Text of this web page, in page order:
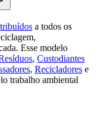
a todos os
Esse modelo
, Custodiantes
, Recicladores e
trabalho ambiental